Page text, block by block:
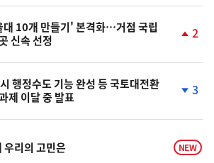
일
대 10개 만들기' 본격화…거점 국립
신속 선정
상
2
행정수도 기능 완성 등 국토대전환
제 이달 중 발표
하
락
3
우리의 고민은 NEW